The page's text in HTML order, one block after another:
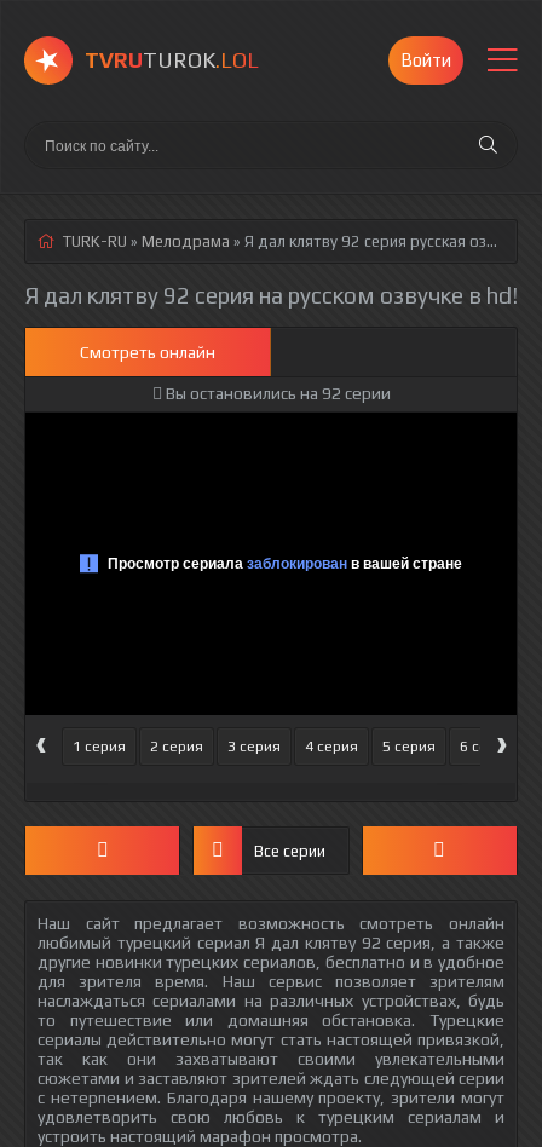
TVRUTUROK.LOL Войти
TURK-RU » Мелодрама » Я дал клятву 92 серия русская озвучка полностью смотреть онлайн!
Я дал клятву 92 серия на русском озвучке в hd!
Смотреть онлайн
Вы остановились на 92 серии
‹ 1 серия 2 серия 3 серия 4 серия 5 серия 6 серия
›
Все серии
Наш сайт предлагает возможность смотреть онлайн
любимый турецкий сериал Я дал клятву 92 серия, а также
другие новинки турецких сериалов, бесплатно и в удобное
для зрителя время. Наш сервис позволяет зрителям
наслаждаться сериалами на различных устройствах, будь
то путешествие или домашняя обстановка. Турецкие
сериалы действительно могут стать настоящей привязкой,
так как они захватывают своими увлекательными
сюжетами и заставляют зрителей ждать следующей серии
с нетерпением. Благодаря нашему проекту, зрители могут
удовлетворить свою любовь к турецким сериалам и
устроить настоящий марафон просмотра.